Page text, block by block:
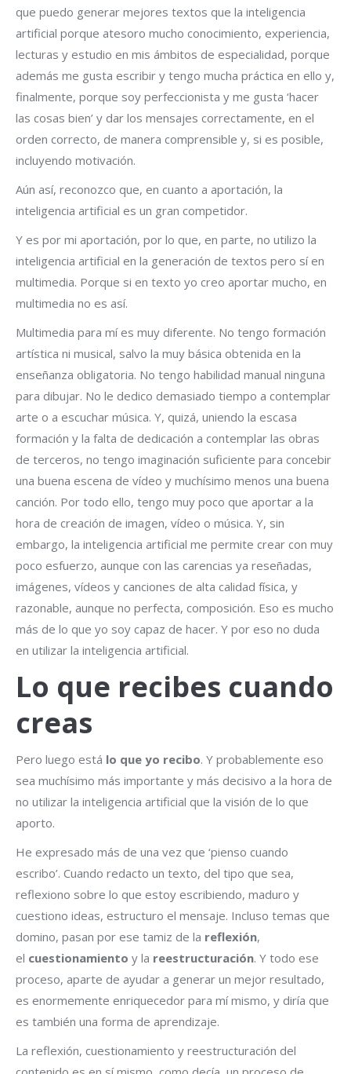
que puedo generar mejores textos que la inteligencia
artificial porque atesoro mucho conocimiento, experiencia,
lecturas y estudio en mis ámbitos de especialidad, porque
además me gusta escribir y tengo mucha práctica en ello y,
finalmente, porque soy perfeccionista y me gusta ‘hacer
las cosas bien’ y dar los mensajes correctamente, en el
orden correcto, de manera comprensible y, si es posible,
incluyendo motivación.
Aún así, reconozco que, en cuanto a aportación, la
inteligencia artificial es un gran competidor.
Y es por mi aportación, por lo que, en parte, no utilizo la
inteligencia artificial en la generación de textos pero sí en
multimedia. Porque si en texto yo creo aportar mucho, en
multimedia no es así.
Multimedia para mí es muy diferente. No tengo formación
artística ni musical, salvo la muy básica obtenida en la
enseñanza obligatoria. No tengo habilidad manual ninguna
para dibujar. No le dedico demasiado tiempo a contemplar
arte o a escuchar música. Y, quizá, uniendo la escasa
formación y la falta de dedicación a contemplar las obras
de terceros, no tengo imaginación suficiente para concebir
una buena escena de vídeo y muchísimo menos una buena
canción. Por todo ello, tengo muy poco que aportar a la
hora de creación de imagen, vídeo o música. Y, sin
embargo, la inteligencia artificial me permite crear con muy
poco esfuerzo, aunque con las carencias ya reseñadas,
imágenes, vídeos y canciones de alta calidad física, y
razonable, aunque no perfecta, composición. Eso es mucho
más de lo que yo soy capaz de hacer. Y por eso no duda
en utilizar la inteligencia artificial.
Lo que recibes cuando
creas
Pero luego está lo que yo recibo. Y probablemente eso
sea muchísimo más importante y más decisivo a la hora de
no utilizar la inteligencia artificial que la visión de lo que
aporto.
He expresado más de una vez que ‘pienso cuando
escribo’. Cuando redacto un texto, del tipo que sea,
reflexiono sobre lo que estoy escribiendo, maduro y
cuestiono ideas, estructuro el mensaje. Incluso temas que
domino, pasan por ese tamiz de la reflexión,
el cuestionamiento y la reestructuración. Y todo ese
proceso, aparte de ayudar a generar un mejor resultado,
es enormemente enriquecedor para mí mismo, y diría que
es también una forma de aprendizaje.
La reflexión, cuestionamiento y reestructuración del